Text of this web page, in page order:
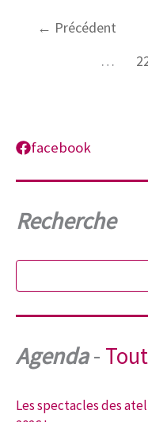
← Précédent
…
facebook
Recherche
Rechercher
Agenda-
Les spectacles des